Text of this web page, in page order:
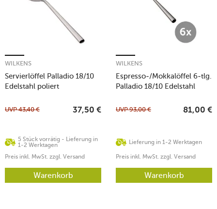
Servierlöffel Palladio 18/10
Edelstahl poliert
WILKENS
5 Stück vorrätig - Lieferung in
1-2 Werktagen
UVP43,40 € 37,50 €
Preis inkl. MwSt. zzgl. Versand
Warenkorb
Espresso-/Mokkalöffel 6-tlg.
Palladio 18/10 Edelstahl
WILKENS
Lieferung in 1-2 Werktagen
UVP93,00 € 81,00 €
Preis inkl. MwSt. zzgl. Versand
Warenkorb